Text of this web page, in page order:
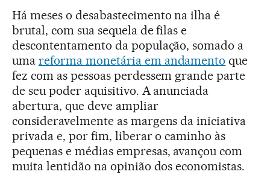
Há meses o desabastecimento na ilha é
brutal, com sua sequela de filas e
descontentamento da população, somado a
uma reforma monetária em andamento que
fez com as pessoas perdessem grande parte
de seu poder aquisitivo. A anunciada
abertura, que deve ampliar
consideravelmente as margens da iniciativa
privada e, por fim, liberar o caminho às
pequenas e médias empresas, avançou com
muita lentidão na opinião dos economistas.